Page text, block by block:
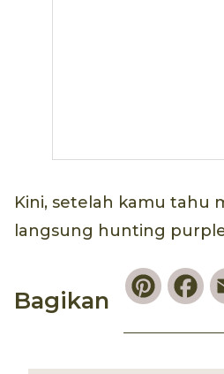
Kini, setelah kamu tahu
langsung hunting
Bagikan